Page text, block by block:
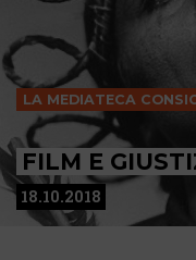
LA MEDIATECA
FILM E
18.10.2018